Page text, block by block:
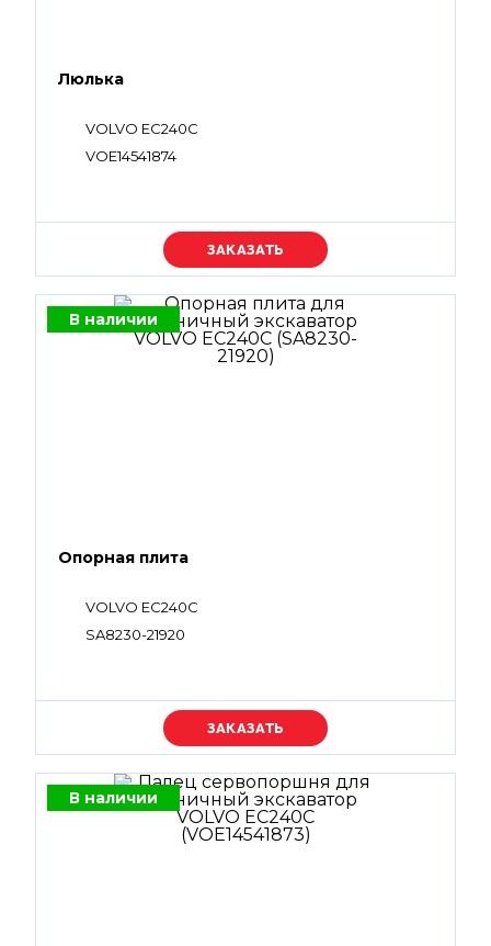
Люлька
VOLVO EC240C
VOE14541874
Уточняйте цену
В наличии
Опорная плита
VOLVO EC240C
SA8230-21920
Уточняйте цену
В наличии